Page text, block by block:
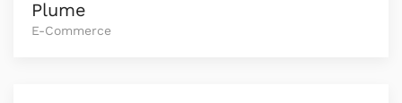
Plume
E-Commerce